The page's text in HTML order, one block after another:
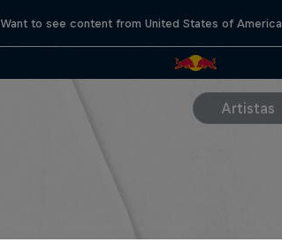
Want to see content from United States of America
Artistas